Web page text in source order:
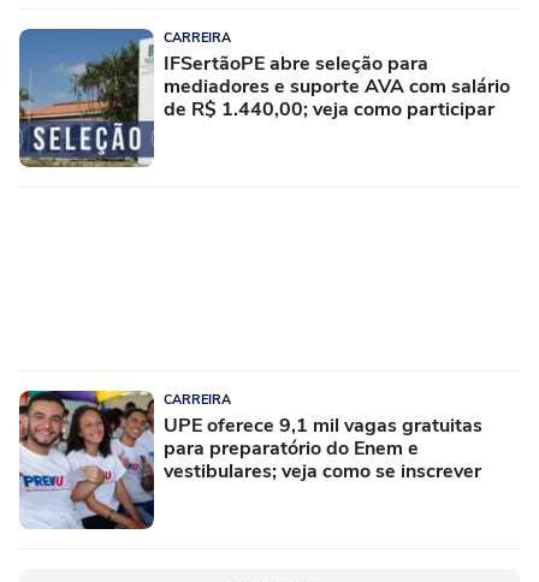
CARREIRA
IFSertãoPE abre seleção para
mediadores e suporte AVA com salário
de R$ 1.440,00; veja como participar
CARREIRA
UPE oferece 9,1 mil vagas gratuitas
para preparatório do Enem e
vestibulares; veja como se inscrever